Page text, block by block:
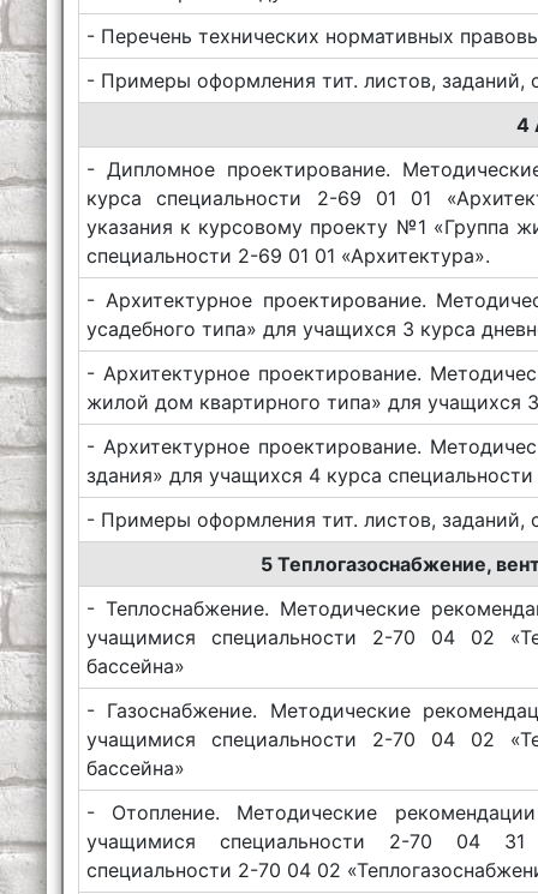
- Перечень технических нормативных
- Примеры оформления тит. листов, заданий,
4
- Дипломное проектирование.
курса специальности 2-69 01 01
указания к курсовому проекту №1 «Группа
специальности 2-69 01 01 «Архитектура».
- Архитектурное проектирование.
усадебного типа» для учащихся 3 курса
- Архитектурное проектирование.
жилой дом квартирного типа» для учащихся
- Архитектурное проектирование.
здания» для учащихся 4 курса
- Примеры оформления тит. листов, заданий,
5 Теплогазоснабжение,
- Теплоснабжение. Методические
учащимися специальности 2-70 04 02
бассейна»
- Газоснабжение. Методические
учащимися специальности 2-70 04 02
бассейна»
- Отопление. Методические
учащимися специальности 2-70 04 31
специальности 2-70 04 02